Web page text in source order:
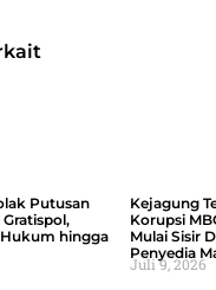
Putusan
hingga
Kejagung
Korupsi
Mulai Sisir
Penyedia
Juli 9, 2026